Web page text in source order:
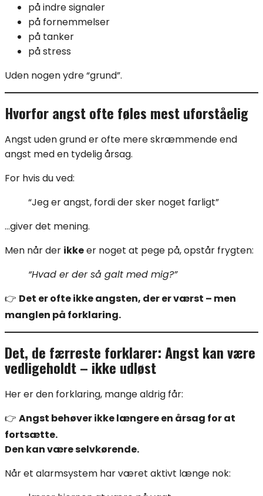
på indre signaler
på fornemmelser
på tanker
på stress
Uden nogen ydre “grund”.
Hvorfor angst ofte føles mest uforståelig
Angst uden grund er ofte mere skræmmende end
angst med en tydelig årsag.
For hvis du ved:
“Jeg er angst, fordi der sker noget farligt”
…giver det mening.
Men når der ikkeer noget at pege på, opstår frygten:
“Hvad er der så galt med mig?”
👉 Det er ofte ikke angsten, der er værst – men
manglen på forklaring.
Det, de færreste forklarer: Angst kan være
vedligeholdt – ikke udløst
Her er den forklaring, mange aldrig får:
👉 Angst behøver ikke længere en årsag for at
fortsætte.
Den kan være selvkørende.
Når et alarmsystem har været aktivt længe nok: